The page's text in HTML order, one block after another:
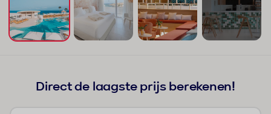
Direct de laagste prijs berekenen!